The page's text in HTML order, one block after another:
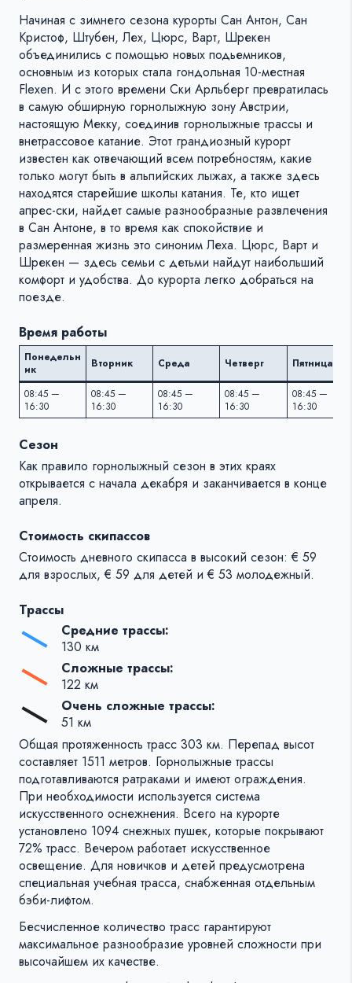
Начиная с зимнего сезона курорты Сан Антон, Сан
Кристоф, Штубен, Лех, Цюрс, Варт, Шрекен
объединились с помощью новых подьемников,
основным из которых стала гондольная 10-местная
Flexen. И с этого времени Ски Арльберг превратилась
в самую обширную горнолыжную зону Австрии,
настоящую Мекку, соединив горнолыжные трассы и
внетрассовое катание. Этот грандиозный курорт
известен как отвечающий всем потребностям, какие
только могут быть в альпийских лыжах, а также здесь
находятся старейшие школы катания. Те, кто ищет
апрес-ски, найдет самые разнообразные развлечения
в Сан Антоне, в то время как спокойствие и
размеренная жизнь это синоним Леха. Цюрс, Варт и
Шрекен — здесь семьи с детьми найдут наибольший
комфорт и удобства. До курорта легко добраться на
поезде.
Время работы
Понедельн
ик
Вторник Среда Четверг Пятница
08:45 —
16:30
08:45 —
16:30
08:45 —
16:30
08:45 —
16:30
08:45 —
16:30
Сезон
Как правило горнолыжный сезон в этих краях
открывается c начала декабря и заканчивается в конце
апреля.
Стоимость скипассов
Стоимость дневного скипасса в высокий сезон: € 59
для взрослых, € 59 для детей и € 53 молодежный.
Трассы
Средние трассы:
130 км
Сложные трассы:
122 км
Очень сложные трассы:
51 км
Общая протяженность трасс 303 км. Перепад высот
составляет 1511 метров. Горнолыжные трассы
подготавливаются ратраками и имеют ограждения.
При необходимости используется система
искусственного оснежнения. Всего на курорте
установлено 1094 снежных пушек, которые покрывают
72% трасс. Вечером работает искусственное
освещение. Для новичков и детей предусмотрена
специальная учебная трасса, снабженная отдельным
бэби-лифтом.
Бесчисленное количество трасс гарантируют
максимальное разнообразие уровней сложности при
высочайшем их качестве.